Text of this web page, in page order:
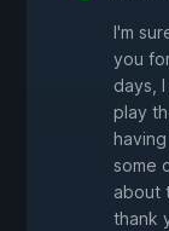
I'm
you
days,
play
some
about
thank